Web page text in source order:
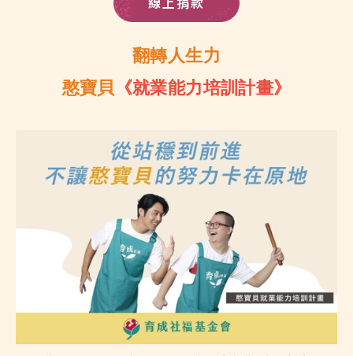
翻轉人生力
憨寶貝 《就業能力培訓計畫》